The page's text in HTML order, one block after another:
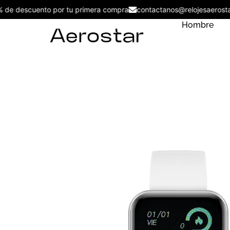
5% de descuento por tu primera compra
Hombre